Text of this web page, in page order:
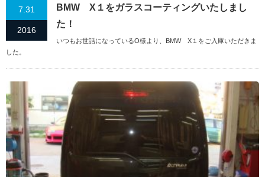
7.31
2016
BMW X１をガラスコーティングいたしまし
た！
いつもお世話になっているO様より、BMW X１をご入庫いただきま
した。